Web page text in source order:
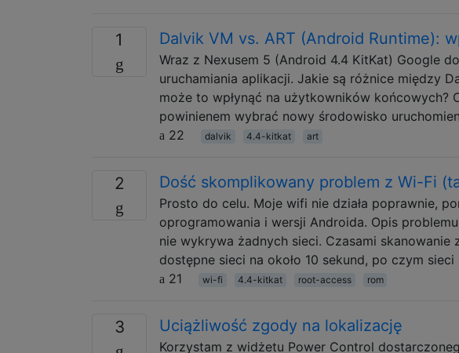
1 Dalvik VM vs. ART (Android Runtime):
Wraz z Nexusem 5 (Android 4.4 KitKat) Google
uruchamiania aplikacji. Jakie są różnice między
może to wpłynąć na użytkowników
powinienem wybrać nowy środowisko
22
dalvik 4.4-kitkat art
2 Dość skomplikowany problem z Wi-Fi
Prosto do celu. Moje wifi nie działa poprawnie,
oprogramowania i wersji Androida. Opis
nie wykrywa żadnych sieci. Czasami skanowanie
dostępne sieci na około 10 sekund, po czym
21
wi-fi 4.4-kitkat root-access rom
3 Uciążliwość zgody na lokalizację
Korzystam z widżetu Power Control